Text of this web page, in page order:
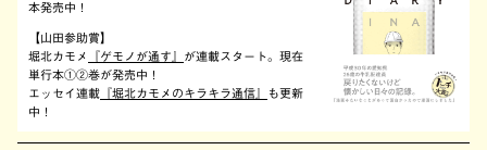
本発売中！
【山田参助賞】
堀北カモメ
『ゲモノが通す』 が連載スタート。現在
単行本①②巻が発売中！
エッセイ連載 『堀北カモメのキラキラ通信』
も更新
中！